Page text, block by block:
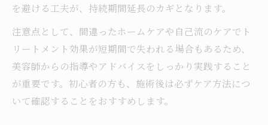
を避ける工夫が、持続期間延長のカギとなります。
注意点として、間違ったホームケアや自己流のケアでト
リートメント効果が短期間で失われる場合もあるため、
美容師からの指導やアドバイスをしっかり実践すること
が重要です。初心者の方も、施術後は必ずケア方法につ
いて確認することをおすすめします。